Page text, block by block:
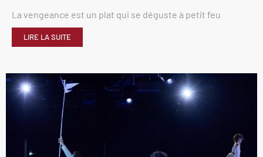
La vengeance est un plat qui se déguste à petit feu
LIRE LA SUITE